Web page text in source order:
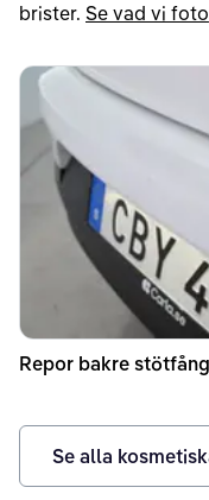
brister. Se vad vi
Repor bakre
Se alla